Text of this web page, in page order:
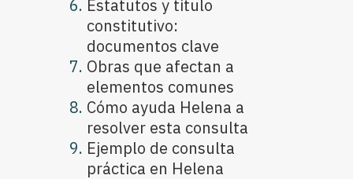
Estatutos y título
constitutivo:
documentos clave
Obras que afectan a
elementos comunes
Cómo ayuda Helena a
resolver esta consulta
Ejemplo de consulta
práctica en Helena